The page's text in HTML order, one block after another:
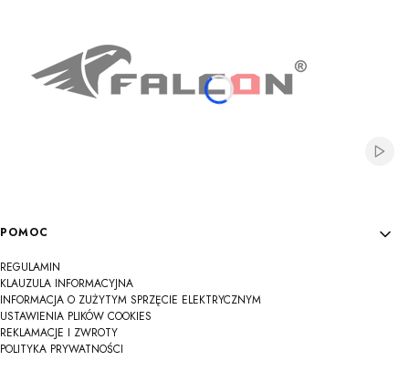
Linki w stopce
POMOC
REGULAMIN
KLAUZULA INFORMACYJNA
INFORMACJA O ZUŻYTYM SPRZĘCIE ELEKTRYCZNYM
USTAWIENIA PLIKÓW COOKIES
REKLAMACJE I ZWROTY
POLITYKA PRYWATNOŚCI